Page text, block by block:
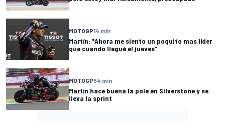
MOTOGP14 min
Martín: "Ahora me siento un poquito mas líder
que cuando llegué el jueves"
MOTOGP54 min
Martín hace buena la pole en Silverstone y se
lleva la sprint